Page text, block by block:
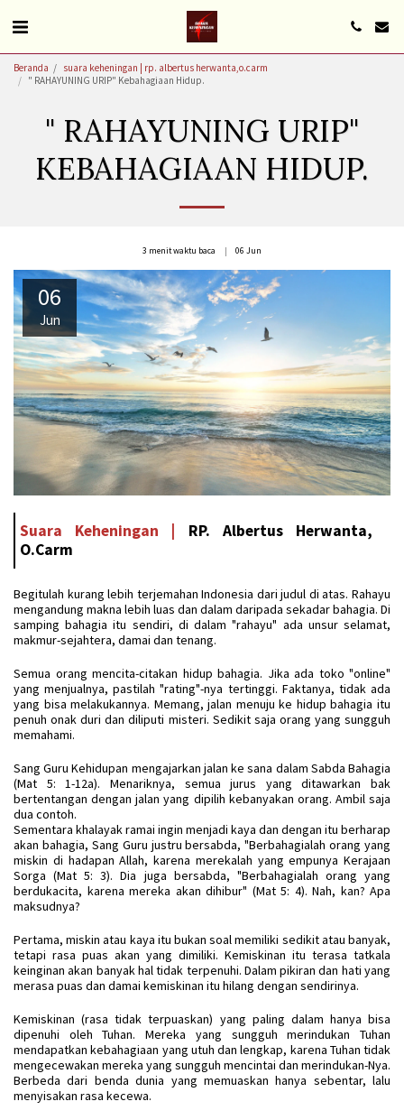
Beranda
suara keheningan | rp. albertus herwanta,o.carm
" RAHAYUNING URIP" Kebahagiaan Hidup.
" RAHAYUNING URIP"
KEBAHAGIAAN HIDUP.
3 menit waktu baca 06Jun
06
Jun
Suara Keheningan | RP. Albertus Herwanta,
O.Carm
Begitulah kurang lebih terjemahan Indonesia dari judul di atas. Rahayu
mengandung makna lebih luas dan dalam daripada sekadar bahagia. Di
samping bahagia itu sendiri, di dalam "rahayu" ada unsur selamat,
makmur-sejahtera, damai dan tenang.
Semua orang mencita-citakan hidup bahagia. Jika ada toko "online"
yang menjualnya, pastilah "rating"-nya tertinggi. Faktanya, tidak ada
yang bisa melakukannya. Memang, jalan menuju ke hidup bahagia itu
penuh onak duri dan diliputi misteri. Sedikit saja orang yang sungguh
memahami.
Sang Guru Kehidupan mengajarkan jalan ke sana dalam Sabda Bahagia
(Mat 5: 1-12a). Menariknya, semua jurus yang ditawarkan bak
bertentangan dengan jalan yang dipilih kebanyakan orang. Ambil saja
dua contoh.
Sementara khalayak ramai ingin menjadi kaya dan dengan itu berharap
akan bahagia, Sang Guru justru bersabda, "Berbahagialah orang yang
miskin di hadapan Allah, karena merekalah yang empunya Kerajaan
Sorga (Mat 5: 3). Dia juga bersabda, "Berbahagialah orang yang
berdukacita, karena mereka akan dihibur" (Mat 5: 4). Nah, kan? Apa
maksudnya?
Pertama, miskin atau kaya itu bukan soal memiliki sedikit atau banyak,
tetapi rasa puas akan yang dimiliki. Kemiskinan itu terasa tatkala
keinginan akan banyak hal tidak terpenuhi. Dalam pikiran dan hati yang
merasa puas dan damai kemiskinan itu hilang dengan sendirinya.
Kemiskinan (rasa tidak terpuaskan) yang paling dalam hanya bisa
dipenuhi oleh Tuhan. Mereka yang sungguh merindukan Tuhan
mendapatkan kebahagiaan yang utuh dan lengkap, karena Tuhan tidak
mengecewakan mereka yang sungguh mencintai dan merindukan-Nya.
Berbeda dari benda dunia yang memuaskan hanya sebentar, lalu
menyisakan rasa kecewa.